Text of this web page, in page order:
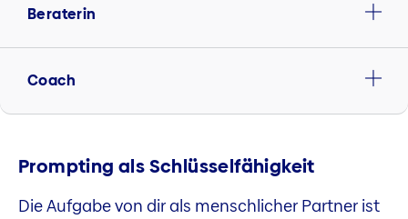
Beraterin
Coach
Prompting als Schlüsselfähigkeit
Die Aufgabe von dir als menschlicher Partner ist